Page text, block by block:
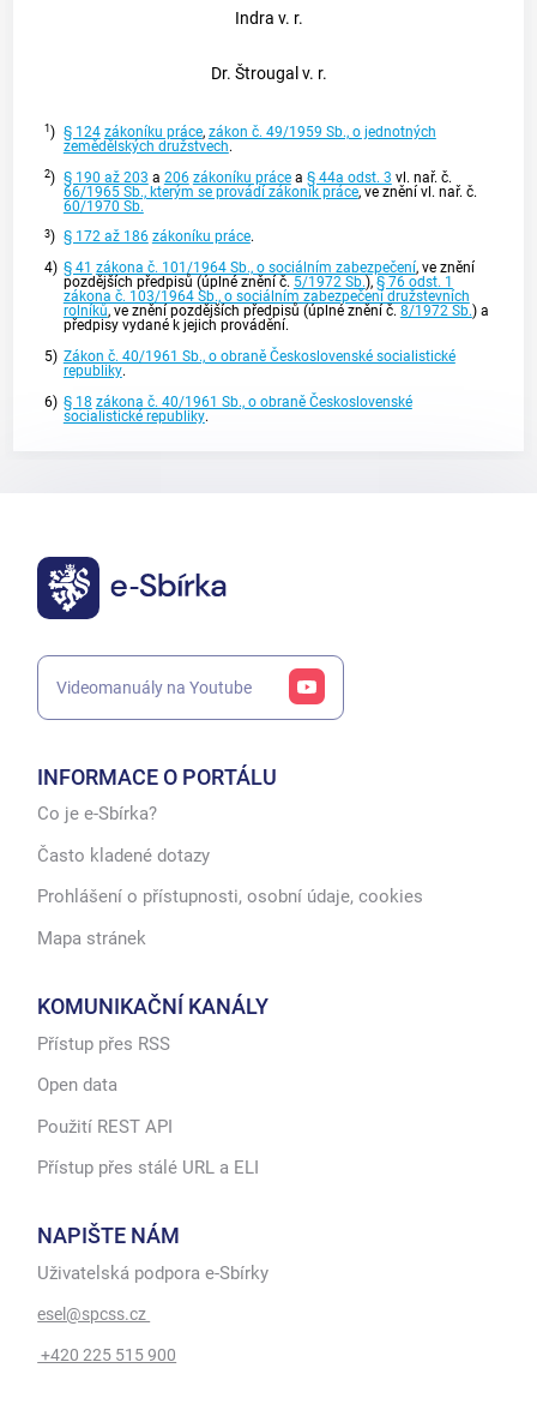
Indra v. r.
Dr. Štrougal v. r.
1) § 124 zákoníku práce, zákon č. 49/1959 Sb., o jednotných
zemědělských družstvech.
2) § 190 až 203 a 206 zákoníku prácea § 44a odst. 3 vl. nař. č.
66/1965 Sb., kterým se provádí zákoník práce, ve znění vl. nař. č.
60/1970 Sb.
3) § 172 až 186 zákoníku práce.
4) § 41 zákona č. 101/1964 Sb., o sociálním zabezpečení, ve znění
pozdějších předpisů (úplné znění č. 5/1972 Sb.), § 76 odst. 1
zákona č. 103/1964 Sb., o sociálním zabezpečení družstevních
rolníků, ve znění pozdějších předpisů (úplné znění č. 8/1972 Sb.) a
předpisy vydané k jejich provádění.
5) Zákon č. 40/1961 Sb., o obraně Československé socialistické
republiky.
6) § 18 zákona č. 40/1961 Sb., o obraně Československé
socialistické republiky.
Videomanuály na Youtube
INFORMACE O PORTÁLU
Co je e-Sbírka?
Často kladené dotazy
Prohlášení o přístupnosti, osobní údaje, cookies
Mapa stránek
KOMUNIKAČNÍ KANÁLY
Přístup přes RSS
Open data
Použití REST API
Přístup přes stálé URL a ELI
NAPIŠTE NÁM
Uživatelská podpora e-Sbírky
esel@spcss.cz
+420 225 515 900